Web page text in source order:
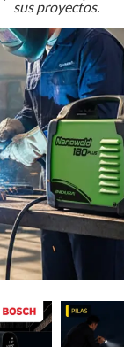
sus proyectos.